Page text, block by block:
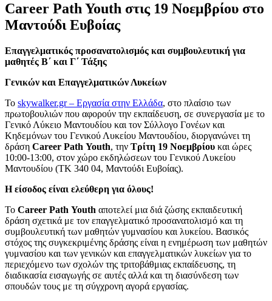
Career Path Youth στις 19 Νοεμβρίου στο
Μαντούδι Ευβοίας
Επαγγελματικός προσανατολισμός και συμβουλευτική για
μαθητές Β΄ και Γ΄ Τάξης
Γενικών και Επαγγελματικών Λυκείων
Το skywalker.gr – Εργασία στην Ελλάδα, στο πλαίσιο των
πρωτοβουλιών που αφορούν την εκπαίδευση, σε συνεργασία με το
Γενικό Λύκειο Μαντουδίου και τον Σύλλογο Γονέων και
Κηδεμόνων του Γενικού Λυκείου Μαντουδίου, διοργανώνει τη
δράση Career Path Youth, την Τρίτη 19 Νοεμβρίου και ώρες
10:00-13:00, στον χώρο εκδηλώσεων του Γενικού Λυκείου
Μαντουδίου (ΤΚ 340 04, Μαντούδι Ευβοίας).
Η είσοδος είναι ελεύθερη για όλους!
Το Career Path Youth αποτελεί μια διά ζώσης εκπαιδευτική
δράση σχετικά με τον επαγγελματικό προσανατολισμό και τη
συμβουλευτική των μαθητών γυμνασίου και λυκείου. Βασικός
στόχος της συγκεκριμένης δράσης είναι η ενημέρωση των μαθητών
γυμνασίου και των γενικών και επαγγελματικών λυκείων για το
περιεχόμενο των σχολών της τριτοβάθμιας εκπαίδευσης, τη
διαδικασία εισαγωγής σε αυτές αλλά και τη διασύνδεση των
σπουδών τους με τη σύγχρονη αγορά εργασίας.